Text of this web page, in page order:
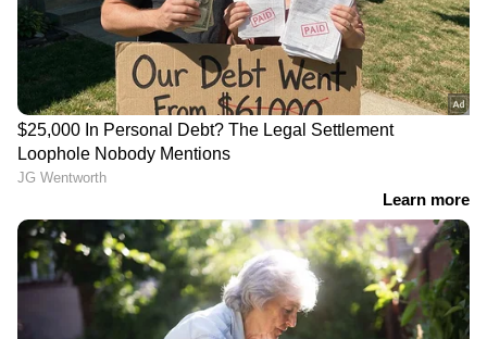
ആക്ഷേപം; ജാർഖണ്ഡിൽ
വിദ്യാർത്ഥി പ്രക്ഷോഭം